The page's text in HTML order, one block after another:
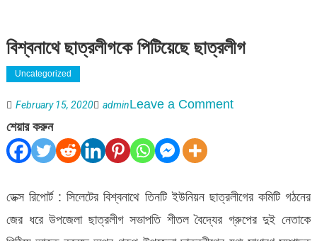
বিশ্বনাথে ছাত্রলীগকে পিটিয়েছে ছাত্রলীগ
Uncategorized
February 15, 2020 adminLeave a Commenton
ছাত্রলীগ
শেয়ার করুন
ডেক্স রিপোর্ট : সিলেটের বিশ্বনাথে তিনটি ইউনিয়ন ছাত্রলীগের কমিটি গঠনের
জের ধরে উপজেলা ছাত্রলীগ সভাপতি শীতল বৈদ্যের গ্রুপের দুই নেতাকে